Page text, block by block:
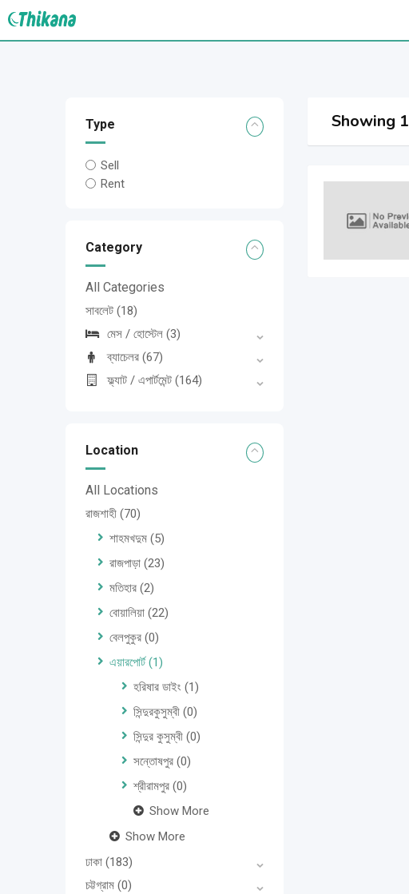
Skip
Type
Sell
Rent
Category
All Categories
সাবলেট (18)
মেস / হোস্টেল (3)
ব্যাচেলর (67)
ফ্ল্যাট / এপার্টমেন্ট (164)
Location
All Locations
রাজশাহী (70)
শাহমখদুম (5)
রাজপাড়া (23)
মতিহার (2)
বোয়ালিয়া (22)
বেলপুকুর (0)
এয়ারপোর্ট(1)
হরিষার ডাইং (1)
সিন্দুরকুসুম্বী (0)
সিন্দুর কুসুম্বী (0)
সন্তোষপুর (0)
শ্রীরামপুর (0)
Show More
Show More
ঢাকা (183)
চট্টগ্রাম (0)
Showing